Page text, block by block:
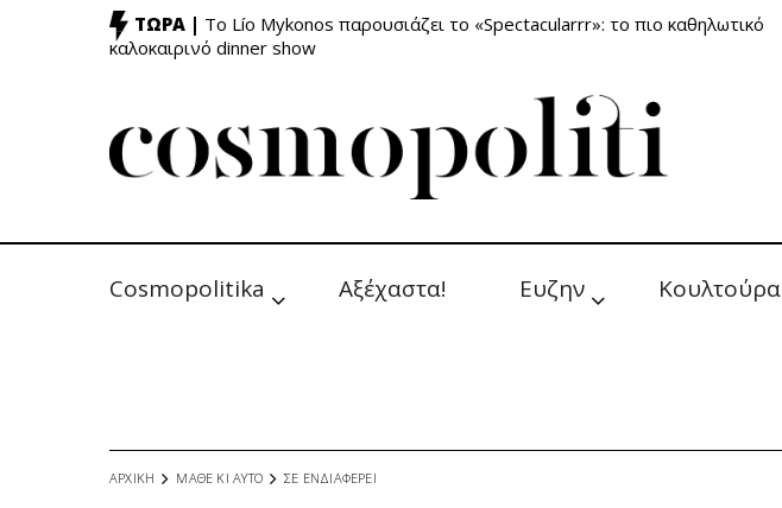
ΤΩΡΑ | Το Lío Mykonos παρουσιάζει το «Spectacularrr»: το πιο καθηλωτικό
καλοκαιρινό dinner show
Cosmopolitika Αξέχαστα! Ευζην Κουλτούρα
ΑΡΧΙΚΗ ΜΑΘΕ ΚΙ ΑΥΤΟ ΣΕ ΕΝΔΙΑΦΕΡΕΙ